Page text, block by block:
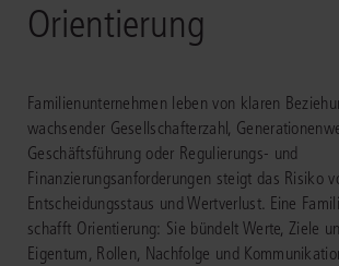
Orientierung
Familienunternehmen leben von klaren
wachsender Gesellschafterzahl,
Geschäftsführung oder Regulierungs- und
Finanzierungsanforderungen steigt das Risiko
Entscheidungsstaus und Wertverlust. Eine
schafft Orientierung: Sie bündelt Werte, Ziele
Eigentum, Rollen, Nachfolge und